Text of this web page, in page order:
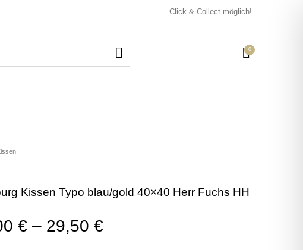
Click & Collect möglich!
0
Kissen Typo blau/gold 40×40 Herr Fuchs HH
€ – 29,50 €